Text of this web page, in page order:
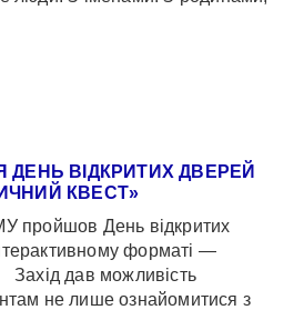
ДЕНЬ ВІДКРИТИХ ДВЕРЕЙ
КВЕСТ»
пройшов День відкритих
форматі —
дав можливість
не лише ознайомитися з